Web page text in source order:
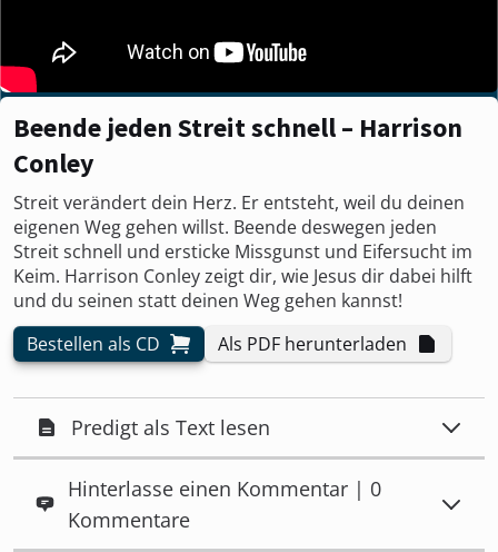
Beende jeden Streit schnell – Harrison
Conley
Streit verändert dein Herz. Er entsteht, weil du deinen
eigenen Weg gehen willst. Beende deswegen jeden
Streit schnell und ersticke Missgunst und Eifersucht im
Keim. Harrison Conley zeigt dir, wie Jesus dir dabei hilft
und du seinen statt deinen Weg gehen kannst!
Bestellen als CD
Als PDF herunterladen
Predigt als Text lesen
Hinterlasse einen Kommentar | 0
Kommentare